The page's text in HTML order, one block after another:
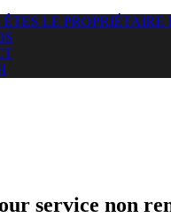
ÊTES LE PROPRIÉTAIRE
service non